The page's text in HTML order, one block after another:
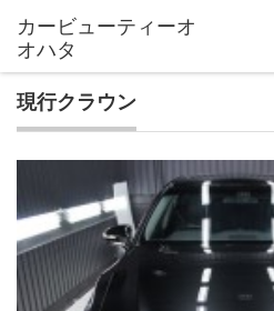
現行クラウン